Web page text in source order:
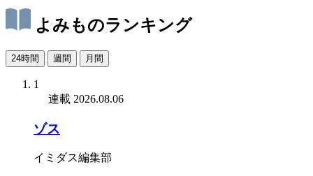
よみものランキング
24時間 週間 月間
1
連載 2026.08.06
ゾス
イミダス編集部